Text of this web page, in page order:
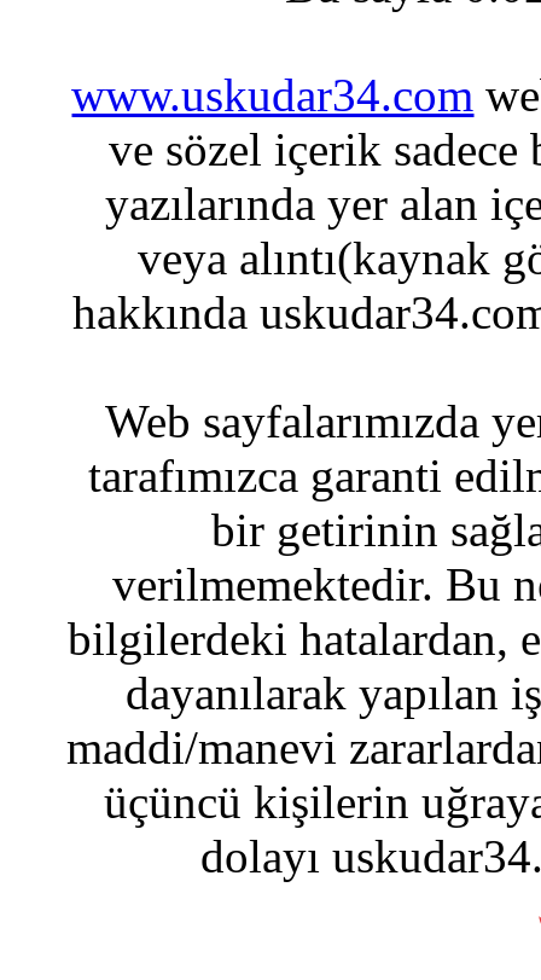
www.uskudar34.com
ve sözel içerik sadece
yazılarında yer alan
veya alıntı(kaynak
hakkında
Web sayfalarımızda
tarafımızca garanti
bir getirinin
verilmemektedir. Bu
bilgilerdeki hatalardan,
dayanılarak yapılan
maddi/manevi
üçüncü kişilerin
dolayı